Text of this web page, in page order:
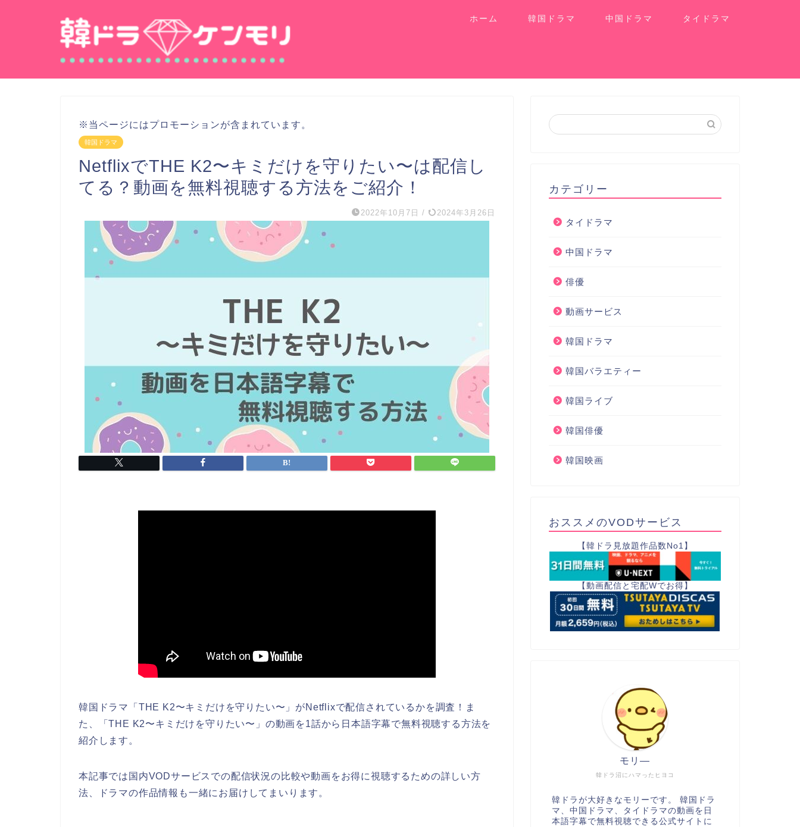
ホーム 韓国ドラマ 中国ドラマ タイドラマ
※当ページにはプロモーションが含まれています。
韓国ドラマ
NetflixでTHE K2〜キミだけを守りたい〜は配信し
てる？動画を無料視聴する方法をご紹介！
2022年10月7日 / 2024年3月26日
韓国ドラマ「THE K2〜キミだけを守りたい〜」がNetflixで配信されているかを調査！ま
た、「THE K2〜キミだけを守りたい〜」の動画を1話から日本語字幕で無料視聴する方法を
紹介します。
本記事では国内VODサービスでの配信状況の比較や動画をお得に視聴するための詳しい方
法、ドラマの作品情報も一緒にお届けしてまいります。
カテゴリー
タイドラマ
中国ドラマ
俳優
動画サービス
韓国ドラマ
韓国バラエティー
韓国ライブ
韓国俳優
韓国映画
おススメのVODサービス
【韓ドラ見放題作品数No1】
【動画配信と宅配Wでお得】
韓ドラ沼にハマったヒヨコ
モリ―
韓ドラが大好きなモリーです。 韓国ドラ
マ、中国ドラマ、タイドラマの動画を日
本語字幕で無料視聴できる公式サイトに